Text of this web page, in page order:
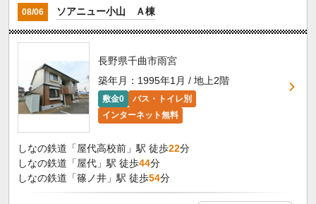
08/06 ソアニュー小山 Ａ棟
長野県千曲市雨宮
築年月：1995年1月 / 地上2階
敷金0
バス・トイレ別
インターネット無料
しなの鉄道「屋代高校前」駅 徒歩22分
しなの鉄道「屋代」駅 徒歩44分
しなの鉄道「篠ノ井」駅 徒歩54分